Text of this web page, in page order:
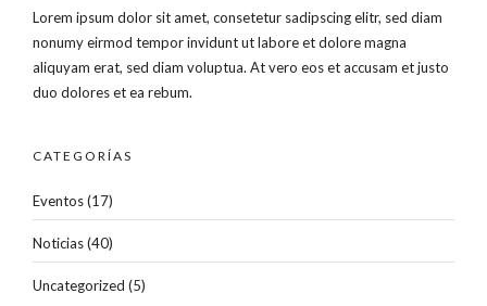
Lorem ipsum dolor sit amet, consetetur sadipscing elitr, sed diam
nonumy eirmod tempor invidunt ut labore et dolore magna
aliquyam erat, sed diam voluptua. At vero eos et accusam et justo
duo dolores et ea rebum.
CATEGORÍAS
Eventos(17)
Noticias(40)
Uncategorized (5)